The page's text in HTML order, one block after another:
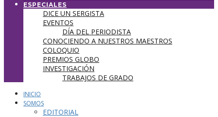
ESPECIALES
DICE UN SERGISTA
EVENTOS
DÍA DEL PERIODISTA
CONOCIENDO A NUESTROS MAESTROS
COLOQUIO
PREMIOS GLOBO
INVESTIGACIÓN
TRABAJOS DE GRADO
INICIO
SOMOS
EDITORIAL